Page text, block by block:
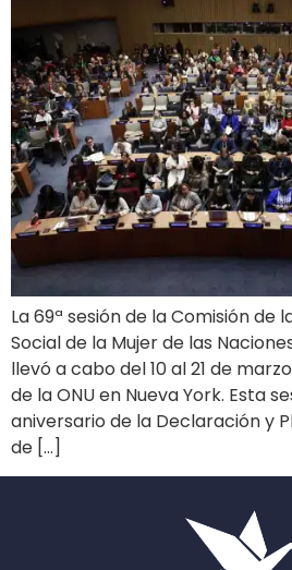
La 69ª sesión de la Comisión de
Social de la Mujer de las
llevó a cabo del 10 al 21 de
de la ONU en Nueva York. Esta
aniversario de la Declaración y
de […]